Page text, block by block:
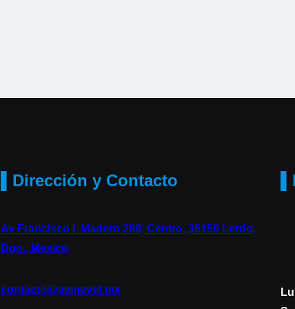
▌Dirección y Contacto
Av Francisco I. Madero 289, Centro, 35150 Lerdo,
Dgo., Mexico
contacto@semevet.mx